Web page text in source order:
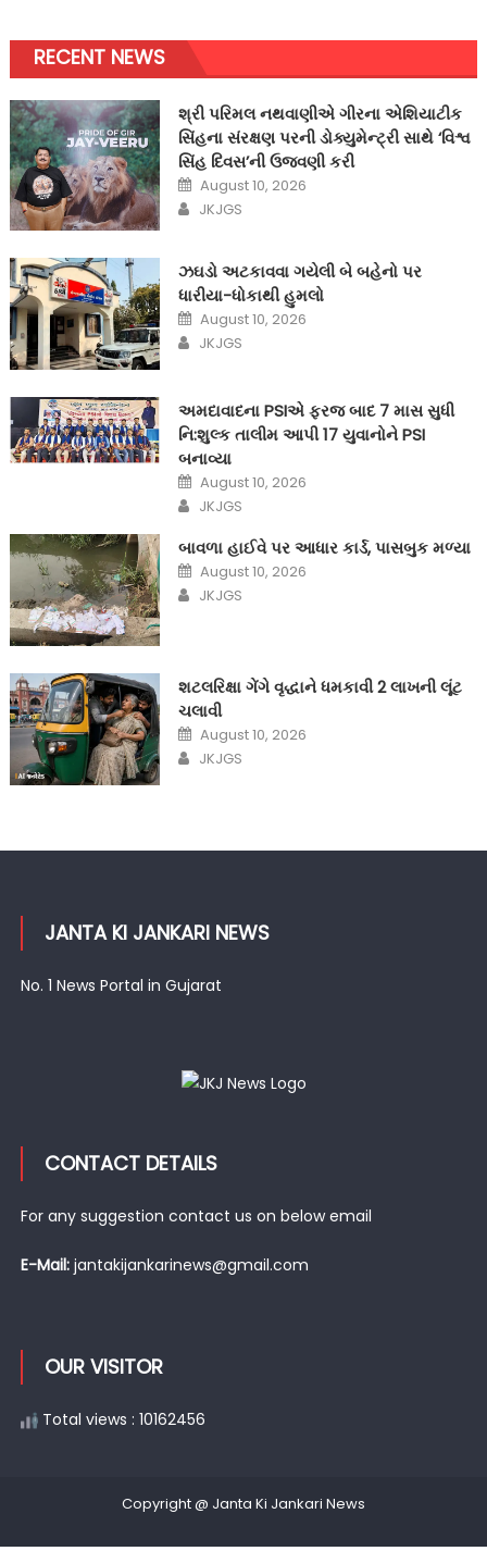
RECENT NEWS
શ્રી પરિમલ નથવાણીએ ગીરના એશિયાટીક
સિંહના સંરક્ષણ પરની ડોક્યુમેન્ટ્રી સાથે ‘વિશ્વ
સિંહ દિવસ’ની ઉજવણી કરી
Posted
on
August 10, 2026
Author
JKJGS
ઝઘડો અટકાવવા ગયેલી બે બહેનો પર
ધારીયા-ધોકાથી હુમલો
Posted
on
August 10, 2026
Author
JKJGS
અમદાવાદના PSIએ ફરજ બાદ 7 માસ સુધી
નિ:શુલ્ક તાલીમ આપી 17 યુવાનોને PSI
બનાવ્યા
Posted
on
August 10, 2026
Author
JKJGS
બાવળા હાઈવે પર આધાર કાર્ડ, પાસબુક મળ્યા
Posted
on
August 10, 2026
Author
JKJGS
શટલરિક્ષા ગેંગે વૃદ્ધાને ધમકાવી 2 લાખની લૂંટ
ચલાવી
Posted
on
August 10, 2026
Author
JKJGS
JANTA KI JANKARI NEWS
No. 1 News Portal in Gujarat
CONTACT DETAILS
For any suggestion contact us on below email
E-Mail: jantakijankarinews@gmail.com
OUR VISITOR
Total views : 10162456
Copyright @ Janta Ki Jankari News